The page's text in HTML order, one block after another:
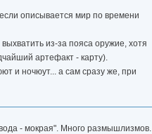
описывается мир по времени
из-за пояса оружие, хотя
артефакт - карту).
и ночюут... а сам сразу же, при
- мокрая". Много размышлизмов.